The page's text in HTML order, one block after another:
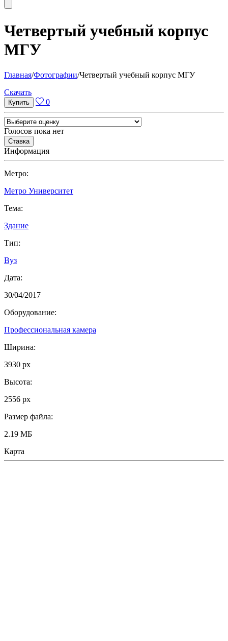
Четвертый учебный корпус
МГУ
Главная/Фотографии/Четвертый учебный корпус МГУ
Cкачать
0
Голосов пока нет
Информация
Метро:
Метро Университет
Тема:
Здание
Тип:
Вуз
Дата:
30/04/2017
Оборудование:
Профессиональная камера
Ширина:
3930 px
Высота:
2556 px
Размер файла:
2.19 МБ
Карта